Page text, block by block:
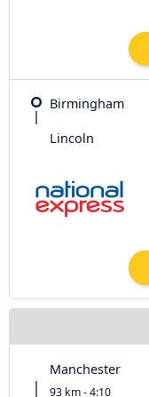
Birmingham
Lincoln
Manchester
93 km - 4:10